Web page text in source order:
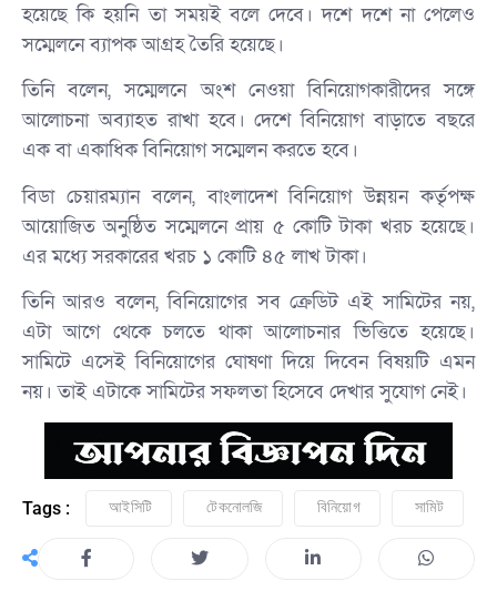
হয়েছে কি হয়নি তা সময়ই বলে দেবে। দশে দশে না পেলেও
সম্মেলনে ব্যাপক আগ্রহ তৈরি হয়েছে।
তিনি বলেন, সম্মেলনে অংশ নেওয়া বিনিয়োগকারীদের সঙ্গে
আলোচনা অব্যাহত রাখা হবে। দেশে বিনিয়োগ বাড়াতে বছরে
এক বা একাধিক বিনিয়োগ সম্মেলন করতে হবে।
বিডা চেয়ারম্যান বলেন, বাংলাদেশ বিনিয়োগ উন্নয়ন কর্তৃপক্ষ
আয়োজিত অনুষ্ঠিত সম্মেলনে প্রায় ৫ কোটি টাকা খরচ হয়েছে।
এর মধ্যে সরকারের খরচ ১ কোটি ৪৫ লাখ টাকা।
তিনি আরও বলেন, বিনিয়োগের সব ক্রেডিট এই সামিটের নয়,
এটা আগে থেকে চলতে থাকা আলোচনার ভিত্তিতে হয়েছে।
সামিটে এসেই বিনিয়োগের ঘোষণা দিয়ে দিবেন বিষয়টি এমন
নয়। তাই এটাকে সামিটের সফলতা হিসেবে দেখার সুযোগ নেই।
Tags : আইসিটি টেকনোলজি বিনিয়োগ সামিট